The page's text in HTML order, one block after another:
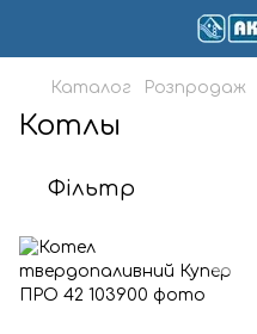
Каталог Розпродаж
Котлы
Фільтр